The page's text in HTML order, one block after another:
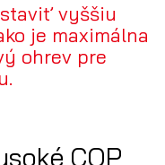
vyššiu
je maximálna
ohrev pre
COP